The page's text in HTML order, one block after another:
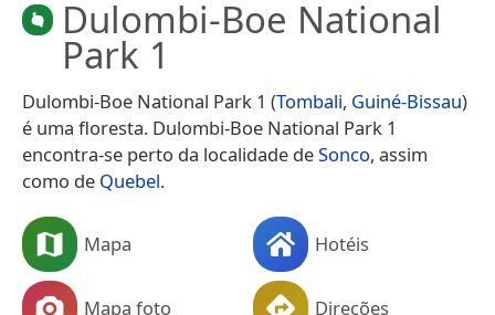
Dulombi-Boe National
Park 1
Dulombi-Boe National Park 1 (Tombali, Guiné-Bissau)
é uma floresta. Dulombi-Boe National Park 1
encontra-se perto da localidade deSonco, assim
como de Quebel.
Mapa Hotéis
Mapa foto Direções